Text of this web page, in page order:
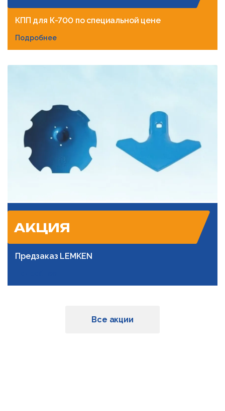
КПП для К-700 по специальной цене
Подробнее
АКЦИЯ
Предзаказ LEMKEN
Все акции